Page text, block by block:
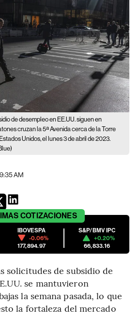
de desempleo en EE.UU. siguen en
cruzan la 5ª Avenida cerca de la Torre
Unidos, el lunes 3 de abril de 2023.
AM
COTIZACIONES
IBOVESPA
-0.06%
177,894.97
S&P/BMV IPC
+0.20%
66,833.16
solicitudes de subsidio de
se mantuvieron
la semana pasada, lo que
la fortaleza del mercado